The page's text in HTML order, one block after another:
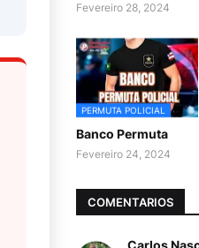
Fevereiro 28, 2024
PERMUTA POLICIAL
Banco Permuta
Fevereiro 24, 2024
COMENTARIOS